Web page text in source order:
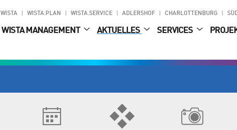
WISTA WISTA.PLAN WISTA.SERVICE ADLERSHOF CHARLOTTENBURG
WISTA MANAGEMENT AKTUELLES SERVICES